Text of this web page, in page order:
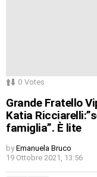
0 Votes
Grande Fratello
Katia
famiglia”. È lite
by Emanuela Bruco
19 Ottobre 2021, 13:56